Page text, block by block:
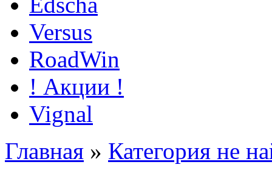
Versus
RoadWin
! Акции !
Vignal
Главная » Категория не